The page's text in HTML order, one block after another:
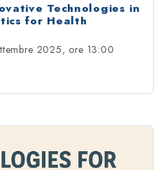
Technologies in
for Health
2025, ore 13:00